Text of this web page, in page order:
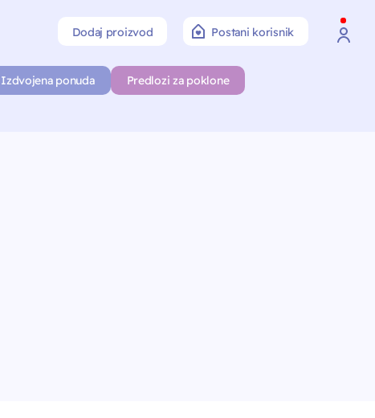
Dodaj proizvod Postani korisnik
Izdvojena ponuda Predlozi za poklone